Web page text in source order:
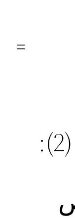
عام التوطين (2):